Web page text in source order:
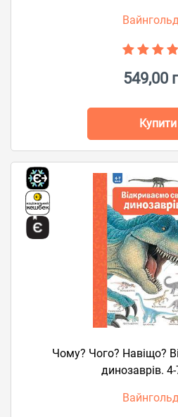
549,00
Купити
Чому? Чого? Навіщо?
динозаврів.